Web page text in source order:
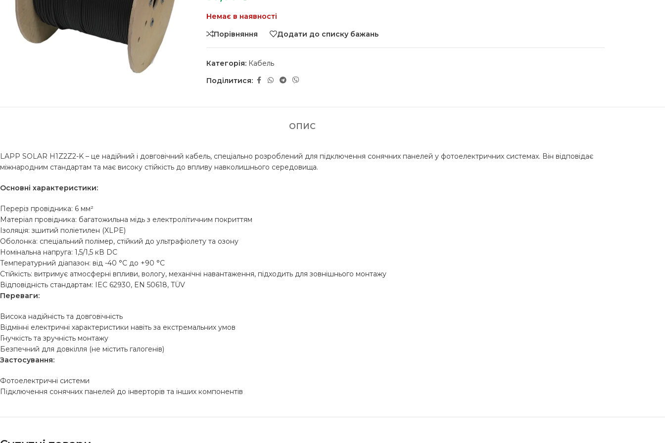
Немає в наявності
Порівняння
Додати до списку бажань
Категорія: Кабель
Поділитися:
ОПИС
LAPP SOLAR H1Z2Z2-K – це надійний і довговічний кабель, спеціально розроблений для підключення сонячних панелей у фотоелектричних системах. Він відповідає
міжнародним стандартам та має високу стійкість до впливу навколишнього середовища.
Основні характеристики:
Переріз провідника: 6 мм²
Матеріал провідника: багатожильна мідь з електролітичним покриттям
Ізоляція: зшитий поліетилен (XLPE)
Оболонка: спеціальний полімер, стійкий до ультрафіолету та озону
Номінальна напруга: 1,5/1,5 кВ DC
Температурний діапазон: від -40 °C до +90 °C
Стійкість: витримує атмосферні впливи, вологу, механічні навантаження, підходить для зовнішнього монтажу
Відповідність стандартам: IEC 62930, EN 50618, TÜV
Переваги:
Висока надійність та довговічність
Відмінні електричні характеристики навіть за екстремальних умов
Гнучкість та зручність монтажу
Безпечний для довкілля (не містить галогенів)
Застосування:
Фотоелектричні системи
Підключення сонячних панелей до інверторів та інших компонентів